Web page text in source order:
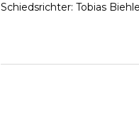
Schiedsrichter: Tobias